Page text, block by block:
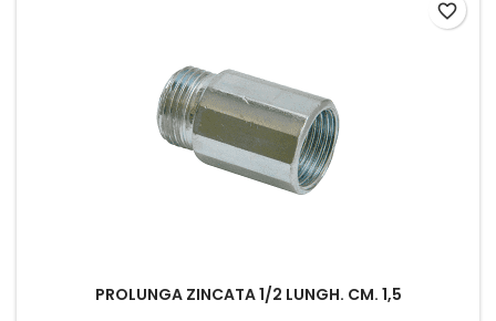
PROLUNGA ZINCATA 1/2 LUNGH. CM. 1,5
favorite_border